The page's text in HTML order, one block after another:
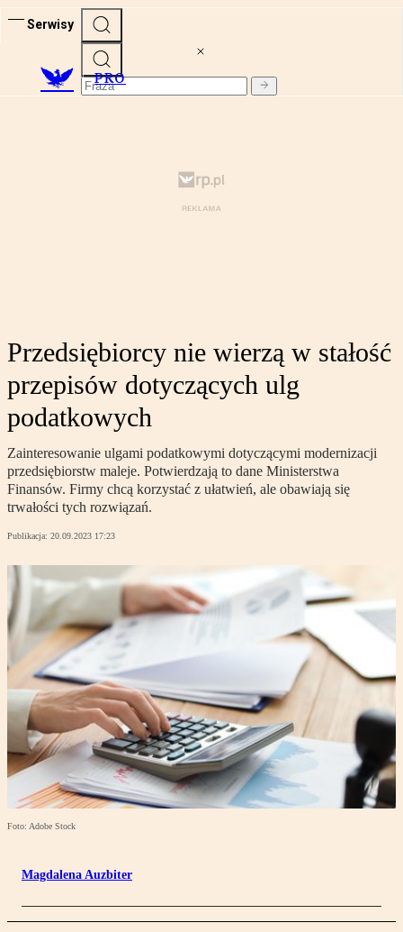
Serwisy
PRO
Przedsiębiorcy nie wierzą w stałość
przepisów dotyczących ulg
podatkowych
Zainteresowanie ulgami podatkowymi dotyczącymi modernizacji
przedsiębiorstw maleje. Potwierdzają to dane Ministerstwa
Finansów. Firmy chcą korzystać z ułatwień, ale obawiają się
trwałości tych rozwiązań.
Publikacja: 20.09.2023 17:23
Foto: Adobe Stock
Magdalena Auzbiter